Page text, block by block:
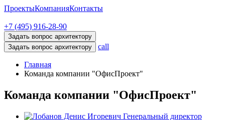
ПроектыКомпанияКонтакты
+7 (495) 916-28-90
Задать вопрос архитектору
Задать вопрос архитектору
call
Главная
Команда компании "ОфисПроект"
Команда компании "ОфисПроект"